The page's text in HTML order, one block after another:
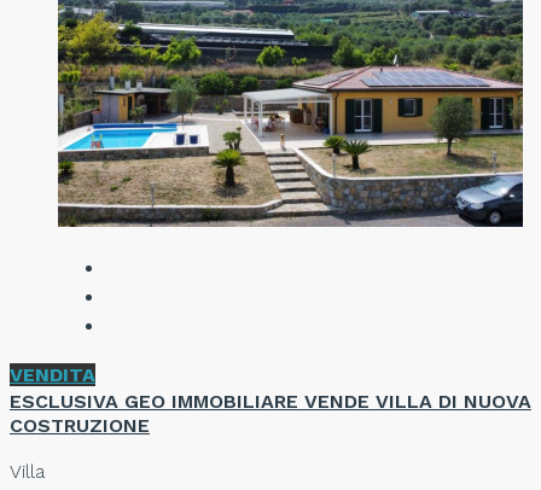
VENDITA
ESCLUSIVA GEO IMMOBILIARE VENDE VILLA DI NUOVA
COSTRUZIONE
Villa